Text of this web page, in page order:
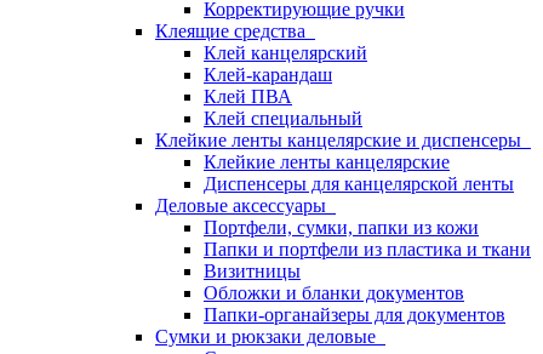
Корректирующие ручки
Клеящие средства
Клей канцелярский
Клей-карандаш
Клей ПВА
Клей специальный
Клейкие ленты канцелярские и диспенсеры
Клейкие ленты канцелярские
Диспенсеры для канцелярской ленты
Деловые аксессуары
Портфели, сумки, папки из кожи
Папки и портфели из пластика и ткани
Визитницы
Обложки и бланки документов
Папки-органайзеры для документов
Сумки и рюкзаки деловые